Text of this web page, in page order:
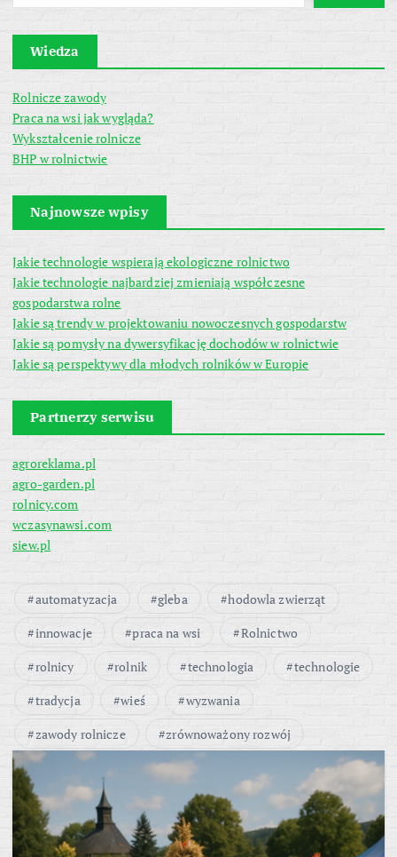
Wiedza
Rolnicze zawody
Praca na wsi jak wygląda?
Wykształcenie rolnicze
BHP w rolnictwie
Najnowsze wpisy
Jakie technologie wspierają ekologiczne rolnictwo
Jakie technologie najbardziej zmieniają współczesne
gospodarstwa rolne
Jakie są trendy w projektowaniu nowoczesnych gospodarstw
Jakie są pomysły na dywersyfikację dochodów w rolnictwie
Jakie są perspektywy dla młodych rolników w Europie
Partnerzy serwisu
agroreklama.pl
agro-garden.pl
rolnicy.com
wczasynawsi.com
siew.pl
automatyzacja gleba
hodowla zwierząt
innowacje
praca na wsi
Rolnictwo
rolnicy
rolnik technologia
technologie
tradycja
wieś
wyzwania
zawody rolnicze
zrównoważony rozwój